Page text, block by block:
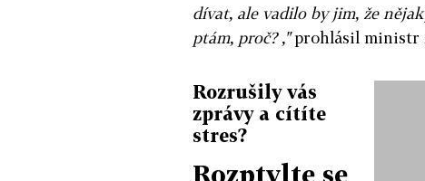
dívat, ale vadilo by jim, že
ptám, proč? ,"prohlásil ministr
Rozrušily vás
zprávy a cítíte
stres?
Rozptylte se